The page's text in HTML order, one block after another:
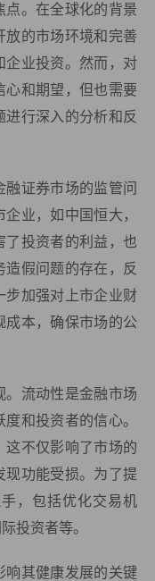
点。在全球化的背景
放的市场环境和完善
企业投资。然而，对
心和期望，但也需要
行深入的分析和反
证券市场的监管问
业，如中国恒大，
了投资者的利益，也
假问题的存在，反
步加强对上市企业财
成本，确保市场的公
。流动性是金融市场
和投资者的信心。
这不仅影响了市场的
现功能受损。为了提
，包括优化交易机
投资者等。
响其健康发展的关键